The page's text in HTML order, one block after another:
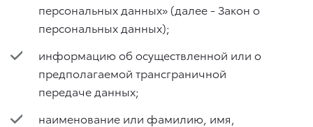
персональных данных» (далее - Закон о
персональных данных);
информацию об осуществленной или о
предполагаемой трансграничной
передаче данных;
наименование или фамилию, имя,